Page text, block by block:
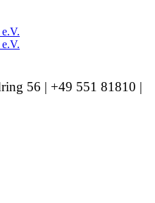
56 | +49 551 81810 |